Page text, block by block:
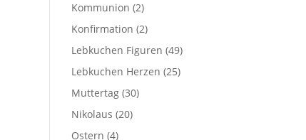
Kommunion (2)
Konfirmation (2)
Lebkuchen Figuren (49)
Lebkuchen Herzen (25)
Muttertag (30)
Nikolaus (20)
Ostern (4)